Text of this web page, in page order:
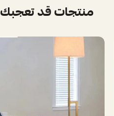
منتجات قد تعجبك